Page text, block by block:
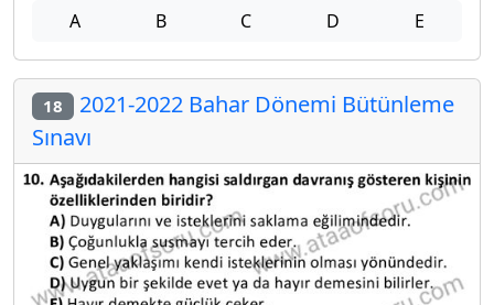
A B C D E
18 2021-2022 Bahar Dönemi Bütünleme
Sınavı